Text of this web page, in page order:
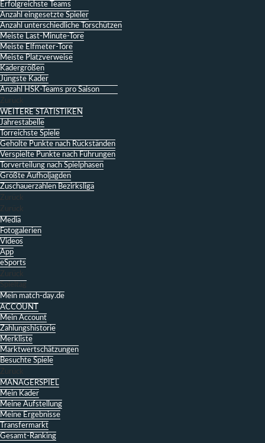
Erfolgreichste Teams
Anzahl eingesetzte Spieler
Anzahl unterschiedliche Torschützen
Meiste Last-Minute-Tore
Meiste Elfmeter-Tore
Meiste Platzverweise
Kadergrößen
Jüngste Kader
Anzahl HSK-Teams pro Saison
Zurück
WEITERE STATISTIKEN
Jahrestabelle
Torreichste Spiele
Geholte Punkte nach Rückständen
Verspielte Punkte nach Führungen
Torverteilung nach Spielphasen
Größte Aufholjagden
Zuschauerzahlen Bezirksliga
Zurück
Zurück
Media
Fotogalerien
Videos
App
eSports
Zurück
Spieltag
Mein match-day.de
ACCOUNT
Mein Account
Zahlungshistorie
Merkliste
Marktwertschätzungen
Besuchte Spiele
Zurück
MANAGERSPIEL
Mein Kader
Meine Aufstellung
Meine Ergebnisse
Transfermarkt
Gesamt-Ranking